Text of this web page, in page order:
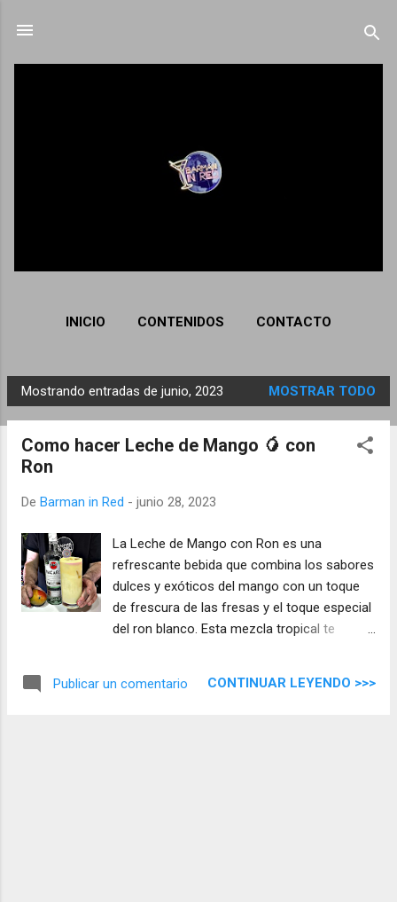
INICIO CONTENIDOS CONTACTO
E
n
Mostrando entradas de junio, 2023 MOSTRAR TODO
Como hacer Leche de Mango 🥭 con
Ron
De Barman in Red - junio 28, 2023
La Leche de Mango con Ron es una
refrescante bebida que combina los sabores
dulces y exóticos del mango con un toque
de frescura de las fresas y el toque especial
del ron blanco. Esta mezcla tropical te
cada uno de los ingredientes en esta
Publicar un comentario CONTINUAR LEYENDO >>>